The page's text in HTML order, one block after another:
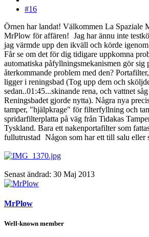
#16
Örnen har landat! Välkommen La Spaziale
MrPlow för affären! Jag har ännu inte
jag värmde upp den ikväll och körde
Får se om det för dig tidigare uppkomna
automatiska påfyllningsmekanismen gör sig
återkommande problem med den?
ligger i reningsbad (Tog upp dem och
sedan..01:45...skinande rena, och vattnet
Reningsbadet gjorde nytta). Några nya
tamper, "hjälpkrage" för filterfyllning och
spridarfilterplatta på väg från Tidakas
Tyskland. Bara ett nakenportafilter som
fullutrustad Någon som har ett till salu eller
Senast ändrad: 30 Maj 2013
MrPlow
Well-known member